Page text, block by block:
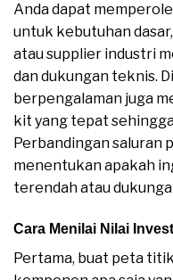
Anda dapat
untuk kebutuhan
atau supplier industri
dan dukungan teknis.
berpengalaman juga
kit yang tepat
Perbandingan saluran
menentukan apakah
terendah atau
Cara Menilai Nilai
Pertama, buat peta